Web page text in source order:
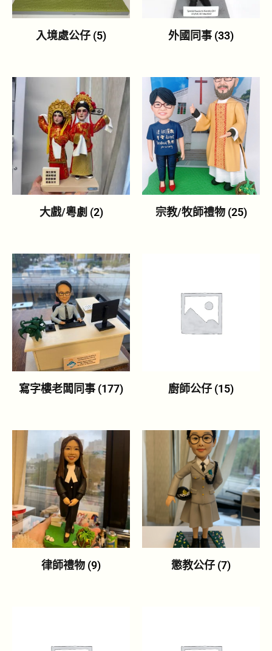
入境處公仔 (5) 外國同事 (33)
大戲/粵劇 (2) 宗教/牧師禮物 (25)
寫字樓老闆同事 (177) 廚師公仔 (15)
律師禮物 (9) 懲教公仔 (7)